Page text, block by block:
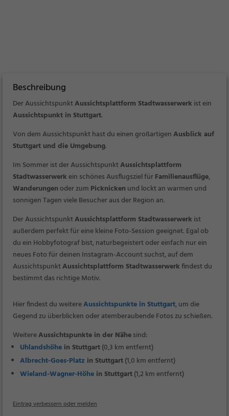
Beschreibung
Der AussichtspunktAussichtsplattform Stadtwasserwerk ist ein
Aussichtspunkt in Stuttgart.
Von dem Aussichtspunkt hast du einen großartigenAusblick auf
Stuttgart und die Umgebung.
Im Sommer ist der AussichtspunktAussichtsplattform
Stadtwasserwerkein schönes Ausflugsziel fürFamilienausflüge,
Wanderungenoder zum Picknicken und lockt an warmen und
sonnigen Tagen viele Besucher aus der Region an.
Der AussichtspunktAussichtsplattform Stadtwasserwerk ist
außerdem perfekt für eine kleine Foto-Session geeignet. Egal ob
du ein Hobbyfotograf bist, naturbegeistert oder einfach nur ein
neues Foto für deinen Instagram-Account suchst, auf dem
AussichtspunktAussichtsplattform Stadtwasserwerkfindest du
bestimmt das richtige Motiv.
Hier findest du weitereAussichtspunkte in Stuttgart, um die
Gegend zu überblicken oder atemberaubende Fotos zu schießen.
WeitereAussichtspunkte in der Nähesind:
Uhlandshöhe in Stuttgart(0,3 km entfernt)
Albrecht-Goes-Platz in Stuttgart(1,0 km entfernt)
Wieland-Wagner-Höhe in Stuttgart(1,2 km entfernt)
Eintrag verbessern oder melden